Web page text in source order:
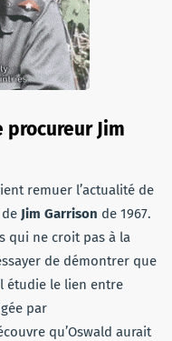
procureur Jim
remuer l’actualité de
Jim Garrison de 1967.
qui ne croit pas à la
de démontrer que
étudie le lien entre
par
qu’Oswald aurait